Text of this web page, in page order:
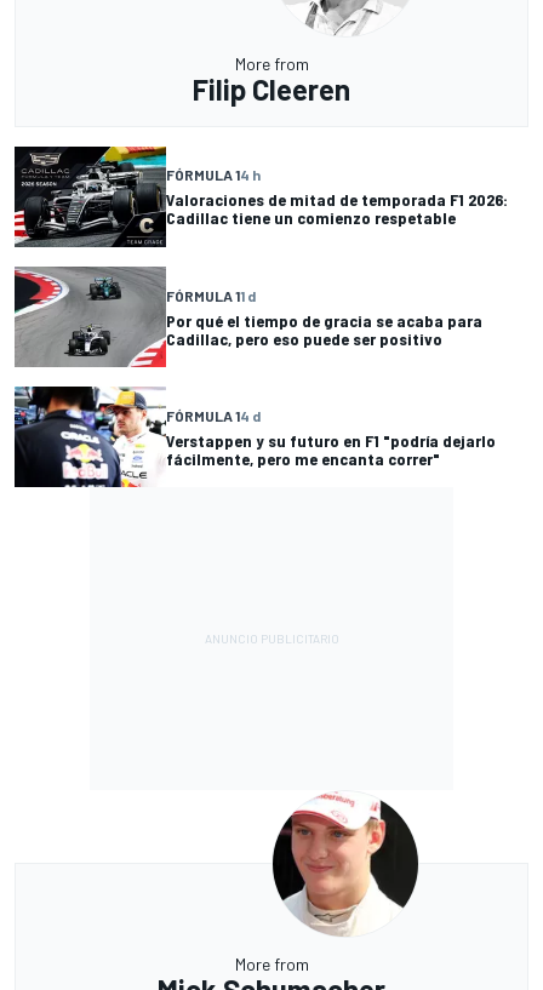
More from
Filip Cleeren
FÓRMULA 14 h
Valoraciones de mitad de temporada F1 2026:
Cadillac tiene un comienzo respetable
FÓRMULA 11 d
Por qué el tiempo de gracia se acaba para
Cadillac, pero eso puede ser positivo
FÓRMULA 14 d
Verstappen y su futuro en F1 "podría dejarlo
fácilmente, pero me encanta correr"
More from